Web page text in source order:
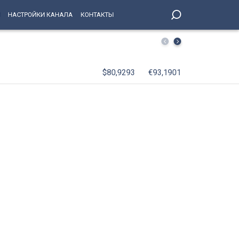
НАСТРОЙКИ КАНАЛА КОНТАКТЫ
6 августа в Петербурге закончится грозами, ливнями и
$80,9293 €93,1901